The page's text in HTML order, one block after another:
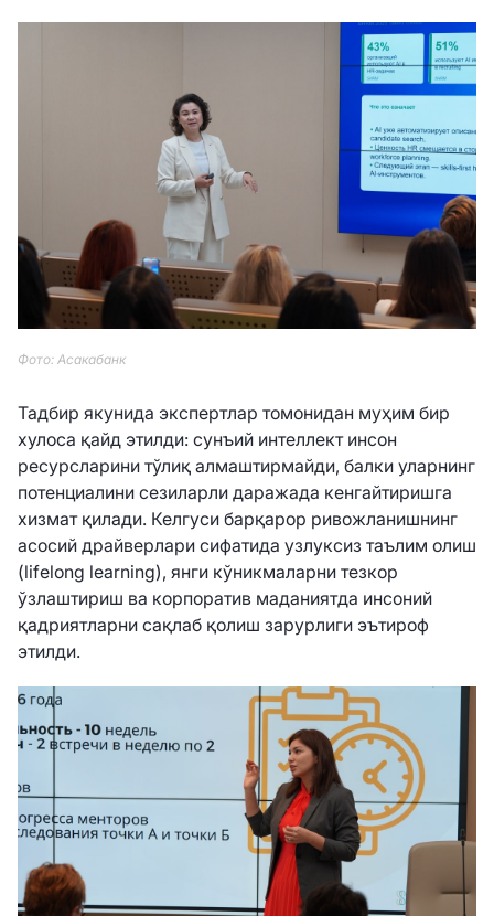
Фото: Асакабанк
Тадбир якунида экспертлар томонидан муҳим бир
хулоса қайд этилди: сунъий интеллект инсон
ресурсларини тўлиқ алмаштирмайди, балки уларнинг
потенциалини сезиларли даражада кенгайтиришга
хизмат қилади. Келгуси барқарор ривожланишнинг
асосий драйверлари сифатида узлуксиз таълим олиш
(lifelong learning), янги кўникмаларни тезкор
ўзлаштириш ва корпоратив маданиятда инсоний
қадриятларни сақлаб қолиш зарурлиги эътироф
этилди.